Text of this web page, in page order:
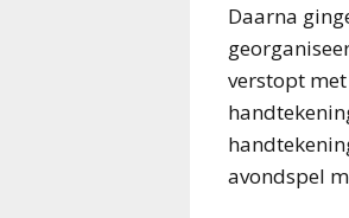
Daarna
verstopt
avondspel